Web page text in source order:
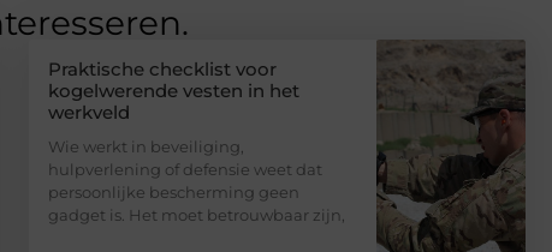
Praktische checklist voor
kogelwerende vesten in het
werkveld
Wie werkt in beveiliging,
hulpverlening of defensie weet dat
persoonlijke bescherming geen
gadget is. Het moet betrouwbaar zijn,